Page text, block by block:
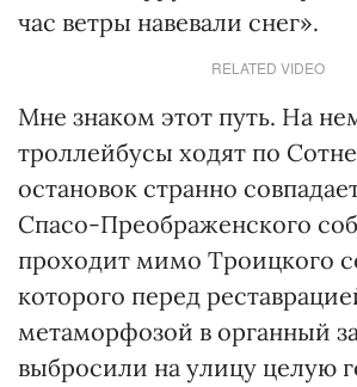
час ветры навевали снег».
RELATED VIDEO
Мне знаком этот путь. На
троллейбусы ходят по
остановок странно
Спасо-Преображенского
проходит мимо Троицкого
которого перед
метаморфозой в органный
выбросили на улицу целую